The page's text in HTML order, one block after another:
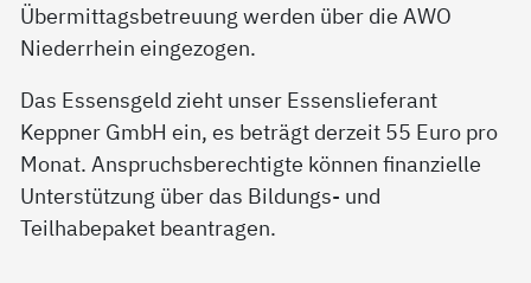
Übermittagsbetreuung werden über die AWO
Niederrhein eingezogen.
Das Essensgeld zieht unser Essenslieferant
Keppner GmbH ein, es beträgt derzeit 55 Euro pro
Monat. Anspruchsberechtigte können finanzielle
Unterstützung über das Bildungs- und
Teilhabepaket beantragen.